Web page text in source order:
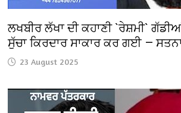
ਲਖਬੀਰ ਲੱਖਾ ਦੀ ਕਹਾਣੀ `ਰੇਸ਼ਮੀ`
ਸੁੱਚਾ ਕਿਰਦਾਰ ਸਾਕਾਰ ਕਰ ਗਈ —
23 August 2025